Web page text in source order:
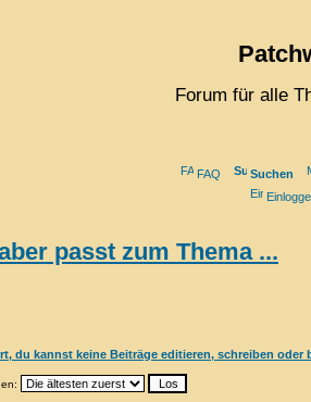
Forum für alle
FAQ Suchen
passt zum Thema ...